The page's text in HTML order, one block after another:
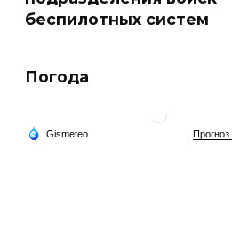
беспилотных систем
Погода